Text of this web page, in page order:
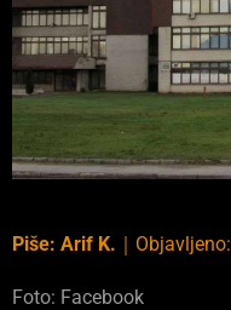
Piše: Arif K. ｜ Objavljeno:
Foto: Facebook